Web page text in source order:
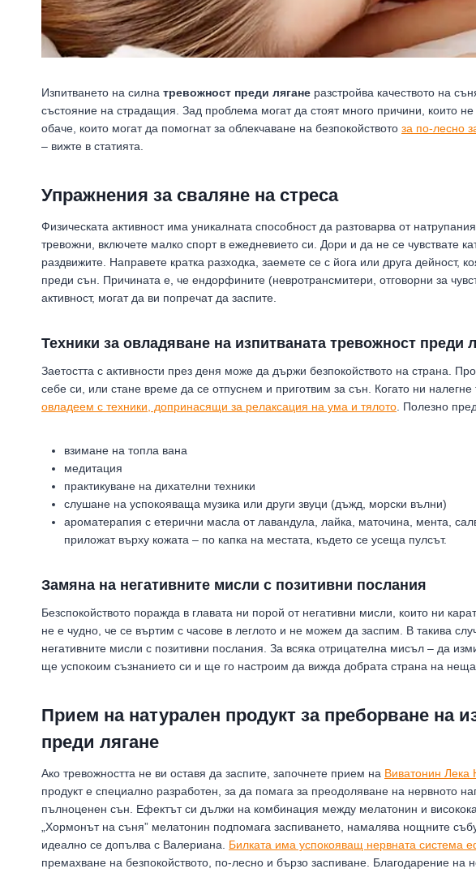
Изпитването на силна тревожност преди лягане разстройва качеството на
състояние на страдащия. Зад проблема могат да стоят много причини, които
обаче, които могат да помогнат за облекчаване на безпокойството за по-лесно
– вижте в статията.
Упражнения за сваляне на стреса
Физическата активност има уникалната способност да разтоварва от
тревожни, включете малко спорт в ежедневието си. Дори и да не се чувствате
раздвижите. Направете кратка разходка, заемете се с йога или друга дейност,
преди сън. Причината е, че ендорфините (невротрансмитери, отговорни за
активност, могат да ви попречат да заспите.
Техники за овладяване на изпитваната тревожност преди
Заетостта с активности през деня може да държи безпокойството на страна.
себе си, или стане време да се отпуснем и приготвим за сън. Когато ни налегне
овладеем с техники, допринасящи за релаксация на ума и тялото . Полезно
взимане на топла вана
медитация
практикуване на дихателни техники
слушане на успокояваща музика или други звуци (дъжд, морски вълни)
ароматерапия с етерични масла от лавандула, лайка, маточина, мента,
приложат върху кожата – по капка на местата, където се усеща пулсът.
Замяна на негативните мисли с позитивни послания
Безспокойството поражда в главата ни порой от негативни мисли, които ни
не е чудно, че се въртим с часове в леглото и не можем да заспим. В такива
негативните мисли с позитивни послания. За всяка отрицателна мисъл – да
ще успокоим съзнанието си и ще го настроим да вижда добрата страна на
Прием на натурален продукт за преборване на
преди лягане
Ако тревожността не ви оставя да заспите, започнете прием на Виватонин
продукт е специално разработен, за да помага за преодоляване на нервното
пълноценен сън. Ефектът си дължи на комбинация между мелатонин и
„Хормонът на съня” мелатонин подпомага заспиването, намалява нощните
идеално се допълва с Валериана. Билката има успокояващ нервната система
премахване на безпокойството, по-лесно и бързо заспиване. Благодарение на